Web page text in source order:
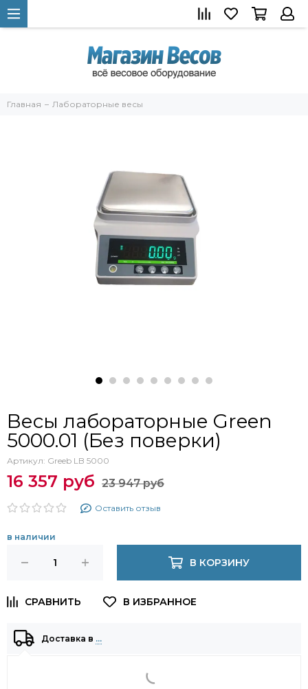
Главная Лабораторные весы
Весы лабораторные Green
5000.01 (Без поверки)
Артикул: Greeb LB 5000
16 357 руб 23 947 руб
Оставить отзыв
в наличии
В КОРЗИНУ
Доставка в …